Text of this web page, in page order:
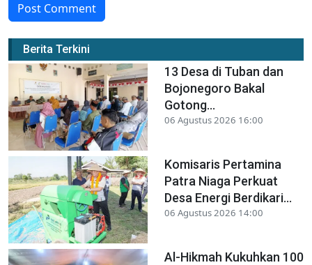
Post Comment
Berita Terkini
13 Desa di Tuban dan
Bojonegoro Bakal
Gotong...
06 Agustus 2026 16:00
Komisaris Pertamina
Patra Niaga Perkuat
Desa Energi Berdikari...
06 Agustus 2026 14:00
Al-Hikmah Kukuhkan 100